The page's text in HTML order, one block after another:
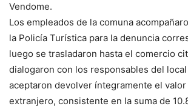
Vendome.
Los empleados de la comuna
la Policía Turística para la denuncia
luego se trasladaron hasta el comercio
dialogaron con los responsables del
aceptaron devolver íntegramente el
extranjero, consistente en la suma de